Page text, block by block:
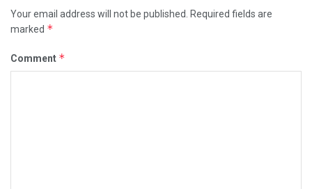
Your email address will not be published.
Required fields are
marked *
Comment *